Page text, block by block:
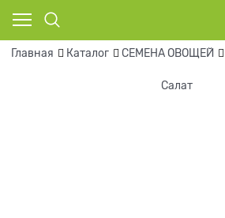
Главная Каталог СЕМЕНА ОВОЩЕЙ
Салат